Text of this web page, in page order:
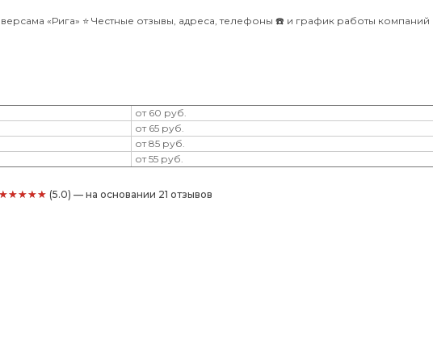
«Рига» ⭐️ Честные отзывы, адреса, телефоны ☎️ и график работы компаний
от 60 руб.
от 65 руб.
от 85 руб.
от 55 руб.
★★★★★ (5.0) — на основании 21 отзывов